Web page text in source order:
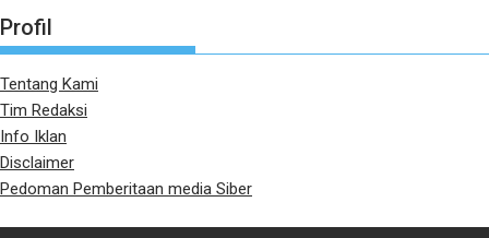
Profil
Tentang Kami
Tim Redaksi
Info Iklan
Disclaimer
Pedoman Pemberitaan media Siber